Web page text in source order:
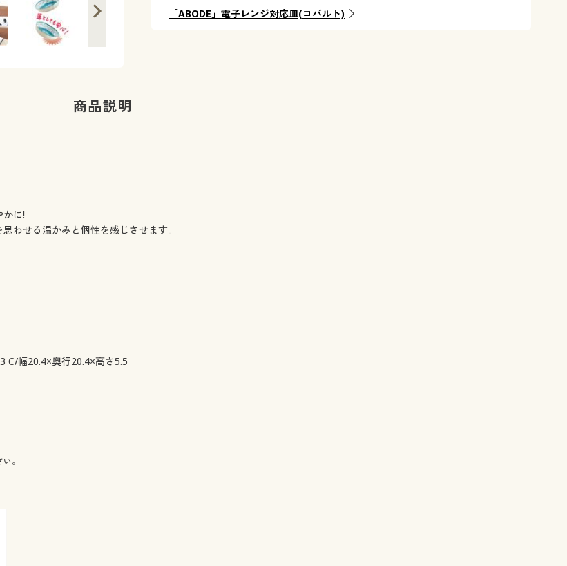
「ABODE」電子レンジ対応皿(コバルト)
商品説明
に!
わせる温かみと個性を感じさせます。
C/幅20.4×奥行20.4×高さ5.5
。